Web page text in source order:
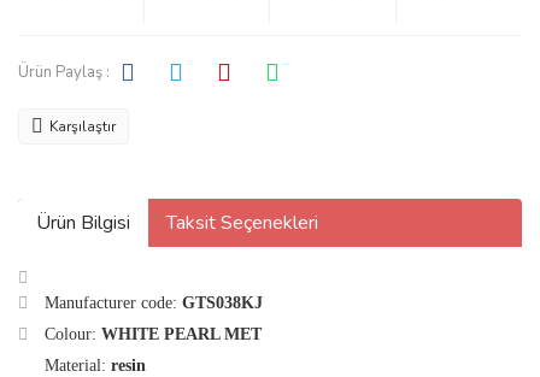
Ürün Paylaş :
Karşılaştır
Ürün Bilgisi Taksit Seçenekleri
Manufacturer code: GTS038KJ
Colour: WHITE PEARL MET
Material: resin